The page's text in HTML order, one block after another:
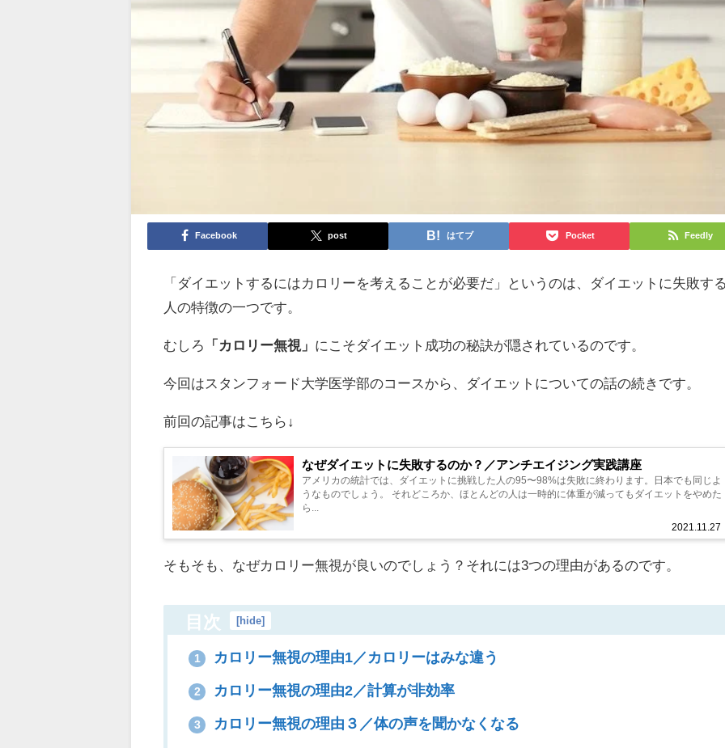
Facebook post はてブ Pocket Feedly
「ダイエットするにはカロリーを考えることが必要だ」というのは、ダイエットに失敗す
人の特徴の一つです。
むしろ 「カロリー無視」 にこそダイエット成功の秘訣が隠されているのです。
今回はスタンフォード大学医学部のコースから、ダイエットについての話の続きです。
前回の記事はこちら↓
なぜダイエットに失敗するのか？／アンチエイジング実践講座
2021.11.27
アメリカの統計では、ダイエットに挑戦した人の95〜98%は失敗に終わります。日本でも同じよ
うなものでしょう。 それどころか、ほとんどの人は一時的に体重が減ってもダイエットをやめた
ら...
そもそも、なぜカロリー無視が良いのでしょう？それには3つの理由があるのです。
目次 [hide]
1 カロリー無視の理由1／カロリーはみな違う
2 カロリー無視の理由2／計算が非効率
3 カロリー無視の理由３／体の声を聞かなくなる